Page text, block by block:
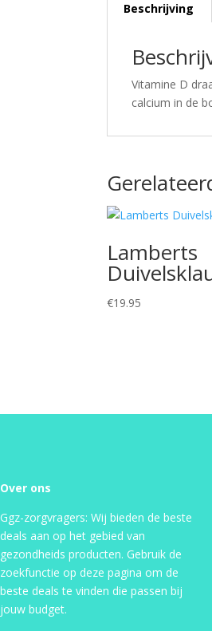
Beschrijving
Vitamine D
calcium in de
Lamberts
€19.95
Over ons
Ggz-zorgvragers: Wij bieden de beste
deals aan op het gebied van
gezondheids producten. Gebruik de
zoekfunctie op deze pagina om de
beste deals te vinden die passen bij
jouw budget.